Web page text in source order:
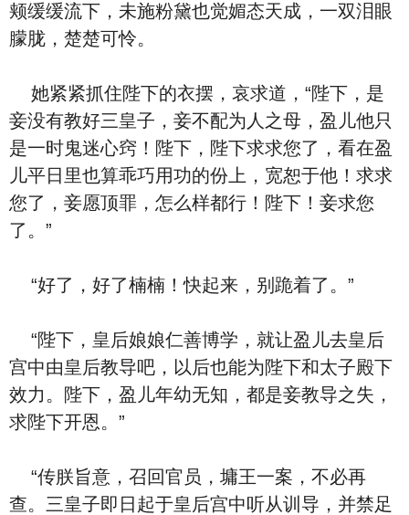
颊缓缓流下，未施粉黛也觉媚态天成，一双泪眼
朦胧，楚楚可怜。
她紧紧抓住陛下的衣摆，哀求道，“陛下，是
妾没有教好三皇子，妾不配为人之母，盈儿他只
是一时鬼迷心窍！陛下，陛下求求您了，看在盈
儿平日里也算乖巧用功的份上，宽恕于他！求求
您了，妾愿顶罪，怎么样都行！陛下！妾求您
了。”
“好了，好了楠楠！快起来，别跪着了。”
“陛下，皇后娘娘仁善博学，就让盈儿去皇后
宫中由皇后教导吧，以后也能为陛下和太子殿下
效力。陛下，盈儿年幼无知，都是妾教导之失，
求陛下开恩。”
“传朕旨意，召回官员，墉王一案，不必再
查。三皇子即日起于皇后宫中听从训导，并禁足